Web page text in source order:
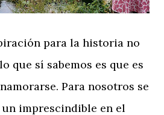
para la historia no
que sí sabemos es que es
Para nosotros se
imprescindible en el